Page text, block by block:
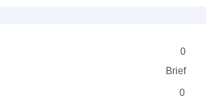
0
Brief
0